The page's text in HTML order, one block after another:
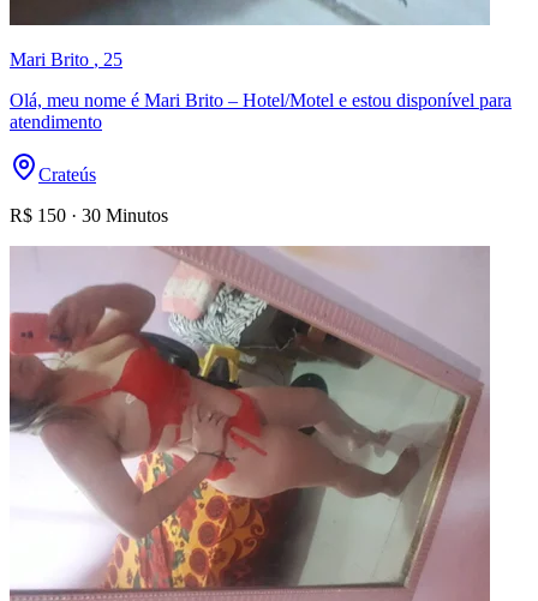
Mari Brito , 25
Olá, meu nome é Mari Brito – Hotel/Motel e estou disponível para
atendimento
Crateús
R$ 150 · 30 Minutos